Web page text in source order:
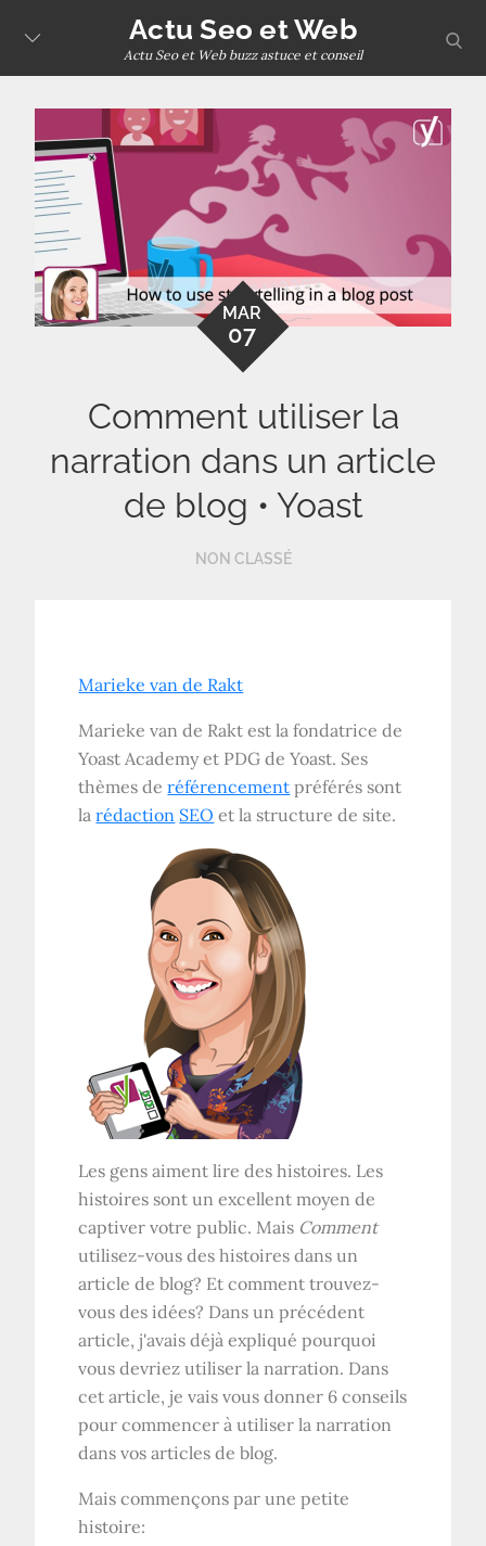
content
Actu Seo et Web
Actu Seo et Web buzz astuce et conseil
MAR
07
Comment utiliser la
narration dans un article
de blog • Yoast
NON CLASSÉ
Marieke van de Rakt
Marieke van de Rakt est la fondatrice de
Yoast Academy et PDG de Yoast. Ses
thèmes deréférencement préférés sont
larédaction SEO et la structure de site.
Les gens aiment lire des histoires. Les
histoires sont un excellent moyen de
captiver votre public. Mais Comment
utilisez-vous des histoires dans un
article de blog? Et comment trouvez-
vous des idées? Dans un précédent
article, j'avais déjà expliqué pourquoi
vous devriez utiliser la narration. Dans
cet article, je vais vous donner 6 conseils
pour commencer à utiliser la narration
dans vos articles de blog.
Mais commençons par une petite
histoire: